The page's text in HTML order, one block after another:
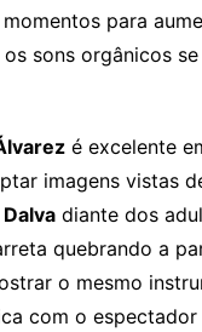
para
sons orgânicos
é excelente
imagens vistas
Dalva diante dos
quebrando a
o mesmo
com o